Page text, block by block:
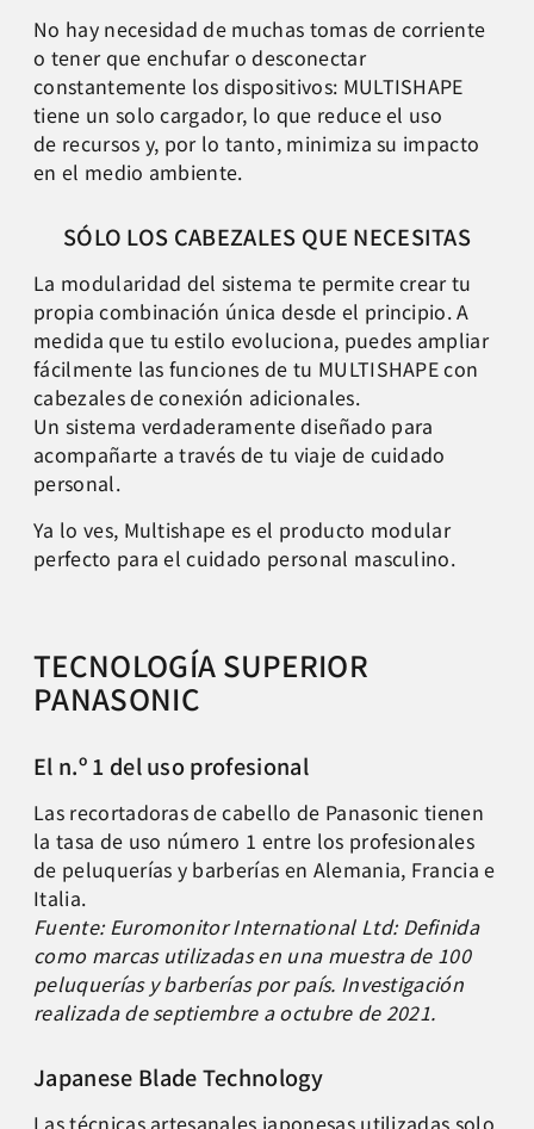
No hay necesidad de muchas tomas de corriente
o tener que enchufar o desconectar
constantemente los dispositivos: MULTISHAPE
tiene un solo cargador, lo que reduce el uso
de recursos y, por lo tanto, minimiza su impacto
en el medio ambiente.
SÓLO LOS CABEZALES QUE NECESITAS​
La modularidad del sistema te permite crear tu
propia combinación única desde el principio.A
medida que tu estilo evoluciona, puedes ampliar
fácilmente las funciones de tu MULTISHAPE con
cabezales de conexión adicionales.
Un sistema verdaderamente diseñado para
acompañarte através de tu viaje de cuidado
personal.
Ya lo ves, Multishape es el producto modular
perfecto para el cuidado personal masculino.
TECNOLOGÍA SUPERIOR
PANASONIC
El n.º 1 del uso profesional
Las recortadoras de cabello de Panasonic tienen
la tasa de uso número 1 entre los profesionales
de peluquerías y barberías en Alemania, Francia e
Italia.
Fuente:EuromonitorInternational Ltd: Definida
como marcas utilizadas en una muestra de 100
peluquerías ybarberías por país. Investigación
realizada deseptiembre a octubre de 2021.
Japanese BladeTechnology
Las técnicas artesanales japonesas utilizadas solo